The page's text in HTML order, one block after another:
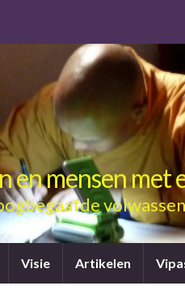
mensen met
Visie Artikelen